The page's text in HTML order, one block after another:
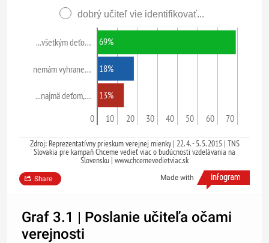
dobrý učiteľ vie identifikovať...
...všetkým deťo…
nemám vyhrane…
...najmä deťom,…
0 10 20 30 40 50 60 70
69%
18%
13%
Zdroj: Reprezentatívny prieskum verejnej mienky | 22. 4. - 5. 5. 2015 | TNS
Slovakia pre kampaň Chceme vedieť viac o budúcnosti vzdelávania na
Slovensku | www.chcemevedietviac.sk
Made with
Share
Graf 3.1 | Poslanie učiteľa očami
verejnosti